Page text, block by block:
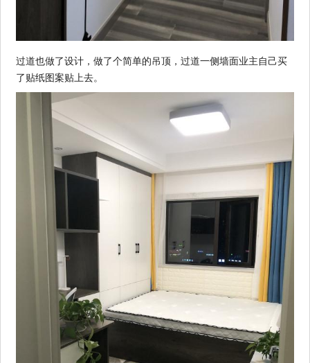
过道也做了设计，做了个简单的吊顶，过道一侧墙面业主自己买
了贴纸图案贴上去。